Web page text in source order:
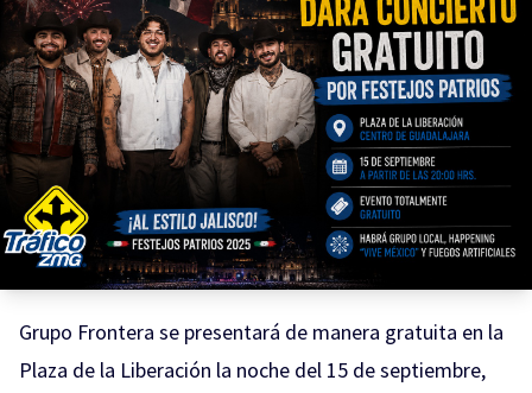
Grupo Frontera se presentará de manera gratuita en la
Plaza de la Liberación la noche del 15 de septiembre,